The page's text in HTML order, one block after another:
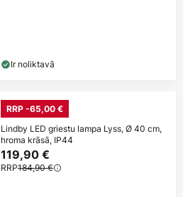
Ir noliktavā
RRP -65,00 €
Lindby LED griestu lampa Lyss, Ø 40 cm,
hroma krāsā, IP44
119,90 €
RRP184,90 €